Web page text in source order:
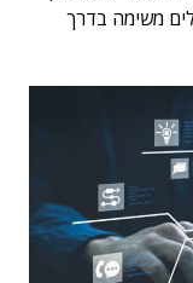
משימה בדרך